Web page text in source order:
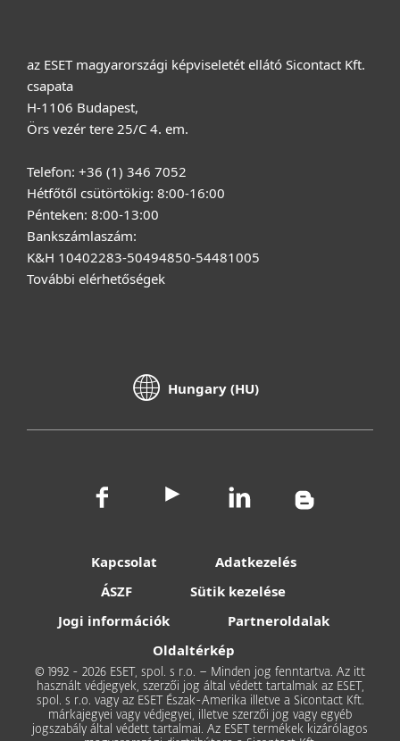
az ESET magyarországi képviseletét ellátó Sicontact Kft.
csapata
H-1106 Budapest,
Örs vezér tere 25/C 4. em.
Telefon: +36 (1) 346 7052
Hétfőtől csütörtökig: 8:00-16:00
Pénteken: 8:00-13:00
Bankszámlaszám:
K&H 10402283-50494850-54481005
További elérhetőségek
Hungary (HU)
Kapcsolat
Adatkezelés
ÁSZF
Sütik kezelése
Jogi információk
Partneroldalak
Oldaltérkép
© 1992 - 2026 ESET, spol. s r.o. – Minden jog fenntartva. Az itt
használt védjegyek, szerzői jog által védett tartalmak az ESET,
spol. s r.o. vagy az ESET Észak-Amerika illetve a Sicontact Kft.
márkajegyei vagy védjegyei, illetve szerzői jog vagy egyéb
jogszabály által védett tartalmai. Az ESET termékek kizárólagos